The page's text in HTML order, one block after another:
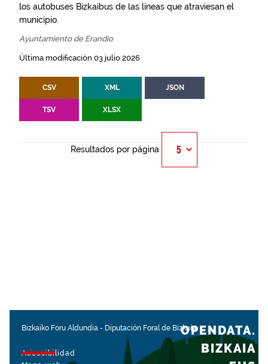
los autobuses Bizkaibus de las líneas que atraviesan el
municipio.
Ayuntamiento de Erandio
Última modificación 03 julio 2026
CSV XML JSON
TSV XLSX
Resultados por página
Bizkaiko Foru Aldundia - Diputación Foral de Bizkaia
Accesibilidad
OPENDATA.
BIZKAIA